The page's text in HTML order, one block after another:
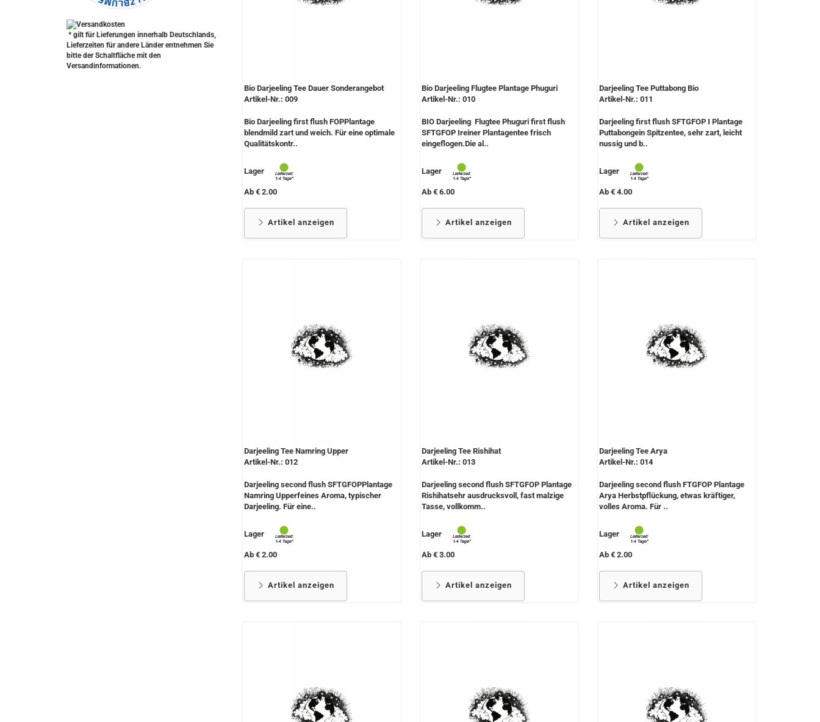
Bio Darjeeling Tee Dauer Sonderangebot
Artikel-Nr.: 009
Bio Darjeeling first flush FOPPlantage
blendmild zart und weich. Für eine optimale
Qualitätskontr..
Lager
Ab € 2.00
Artikel anzeigen
Bio Darjeeling Flugtee Plantage Phuguri
Artikel-Nr.: 010
BIO Darjeeling Flugtee Phuguri first flush
SFTGFOP Ireiner Plantagentee frisch
eingeflogen.Die al..
Lager
Ab € 6.00
Artikel anzeigen
Darjeeling Tee Puttabong Bio
Artikel-Nr.: 011
Darjeeling first flush SFTGFOP I Plantage
Puttabongein Spitzentee, sehr zart, leicht
nussig und b..
Lager
Ab € 4.00
Artikel anzeigen
Darjeeling Tee Namring Upper
Artikel-Nr.: 012
Darjeeling second flush SFTGFOPPlantage
Namring Upperfeines Aroma, typischer
Darjeeling. Für eine..
Lager
Ab € 2.00
Artikel anzeigen
Darjeeling Tee Rishihat
Artikel-Nr.: 013
Darjeeling second flush SFTGFOP Plantage
Rishihatsehr ausdrucksvoll, fast malzige
Tasse, vollkomm..
Lager
Ab € 3.00
Artikel anzeigen
Darjeeling Tee Arya
Artikel-Nr.: 014
Darjeeling second flush FTGFOP Plantage
Arya Herbstpflückung, etwas kräftiger,
volles Aroma. Für ..
Lager
Ab € 2.00
Artikel anzeigen
* gilt für Lieferungen innerhalb Deutschlands,
Lieferzeiten für andere Länder entnehmen Sie
bitte der Schaltfläche mit den
Versandinformationen.